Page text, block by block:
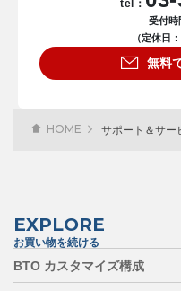
tel：
受付時
（定休日
無料
HOME サポート＆サー
EXPLORE
お買い物を続ける
BTO カスタマイズ構成